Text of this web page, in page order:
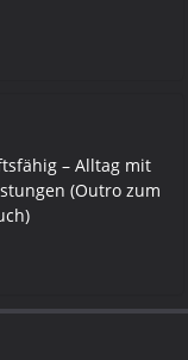
– Alltag mit
(Outro zum